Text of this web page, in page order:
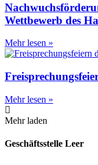
Wettbewerb des
Mehr lesen »
Mehr lesen »
Mehr laden
Geschäftsstelle Leer